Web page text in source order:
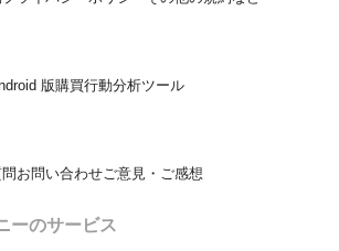
版購買行動分析ツール
お問い合わせ ご意見・ご感想
ーのサービス